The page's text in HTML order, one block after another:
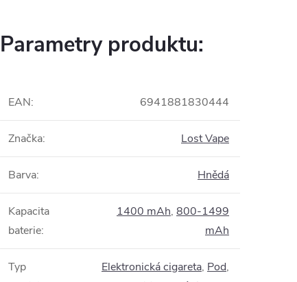
Parametry produktu:
EAN: 6941881830444
Značka: Lost Vape
Barva: Hnědá
Kapacita
baterie:
1400 mAh, 800-1499
mAh
Typ
Elektronická cigareta, Pod,